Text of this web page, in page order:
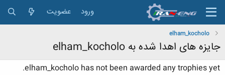
ورود عضویت
elham_kocholo
جایزه های اهدا شده به elham_kocholo
elham_kocholo has not been awarded any trophies yet.